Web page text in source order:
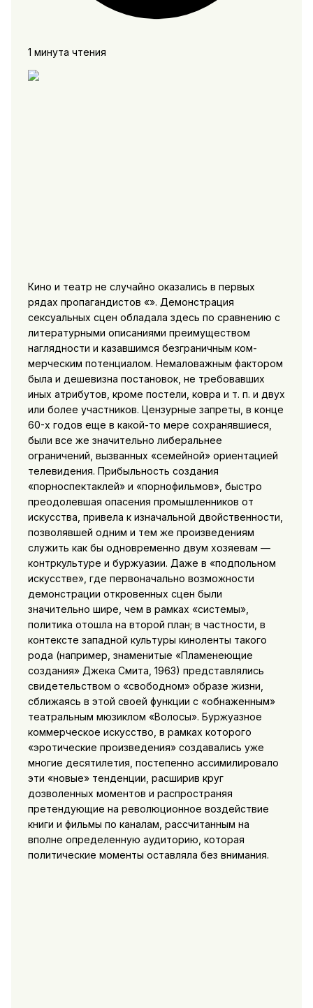
1 минута чтения
Кино и театр не случайно оказались в первых
рядах пропа­гандистов «». Демонстрация
сексуальных сцен обладала здесь по сравнению с
литературными описаниями преимуществом
наглядности и казавшимся безграничным ком­
мерческим потенциалом. Немаловажным фактором
была и де­шевизна постановок, не требовавших
иных атрибутов, кроме постели, ковра и т. п. и двух
или более участников. Цензурные запреты, в конце
60-х годов еще в какой-то мере сохранявшие­ся,
были все же значительно либеральнее
ограничений, вызван­ных «семейной» ориентацией
телевидения. Прибыльность создания
«порноспектаклей» и «порнофиль­мов», быстро
преодолевшая опасения промышленников от
искусства, привела к изначальной двойственности,
позволявшей одним и тем же произведениям
служить как бы одновременно двум хозяевам —
контркультуре и буржуазии. Даже в «подпольном
искусстве», где первоначально возмож­ности
демонстрации откровенных сцен были
значительно шире, чем в рамках «системы»,
политика отошла на второй план; в частности, в
контексте западной культуры киноленты такого
рода (например, знаменитые «Пламенеющие
создания» Джека Смита, 1963) представлялись
свидетельством о «свободном» обра­зе жизни,
сближаясь в этой своей функции с «обнаженным»
театральным мюзиклом «Волосы». Буржуазное
коммерческое искусство, в рамках которого
«эротические произведения» создавались уже
многие десятиле­тия, постепенно ассимилировало
эти «новые» тенденции, рас­ширив круг
дозволенных моментов и распространяя
претендую­щие на революционное воздействие
книги и фильмы по кана­лам, рассчитанным на
вполне определенную аудиторию, которая
политические моменты оставляла без внимания.